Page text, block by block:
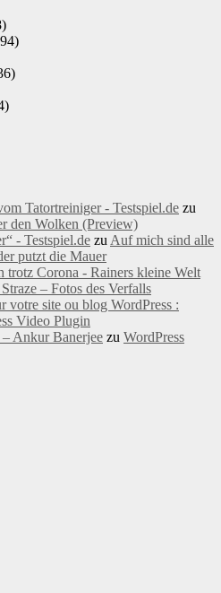
Tatortreiniger - Testspiel.de zu
den Wolken (Preview)
- Testspiel.de zu Auf mich sind alle
putzt die Mauer
trotz Corona - Rainers kleine Welt
– Fotos des Verfalls
votre site ou blog WordPress :
Video Plugin
Ankur Banerjee zu WordPress